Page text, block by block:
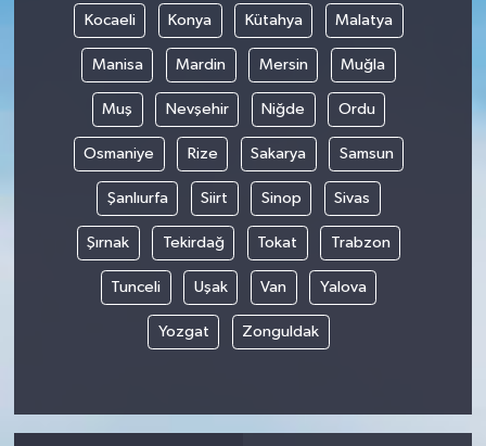
Kocaeli Konya Kütahya Malatya
Manisa Mardin Mersin Muğla
Muş Nevşehir Niğde Ordu
Osmaniye Rize Sakarya Samsun
Şanlıurfa Siirt Sinop Sivas
Şırnak Tekirdağ Tokat Trabzon
Tunceli Uşak Van Yalova
Yozgat Zonguldak